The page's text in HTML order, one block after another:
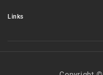
Links